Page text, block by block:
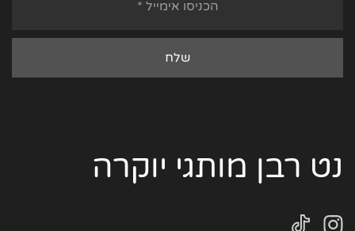
נט רבן מותגי יוקרה